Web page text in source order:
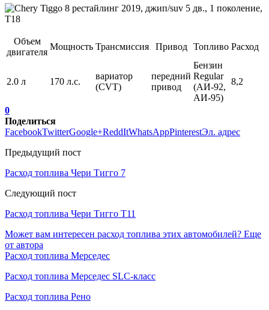
Объем
двигателя
Мощность Трансмиссия Привод Топливо Расход
2.0 л 170 л.с.
вариатор
(CVT)
передний
привод
Бензин
Regular
(АИ-92,
АИ-95)
8,2
0
Поделиться
FacebookTwitterGoogle+ReddItWhatsAppPinterestЭл. адрес
Предыдущий пост
Расход топлива Чери Тигго 7
Следующий пост
Расход топлива Чери Тигго Т11
Может вам интересен расход топлива этих автомобилей? Еще
от автора
Расход топлива Мерседес
Расход топлива Мерседес SLC-класс
Расход топлива Рено